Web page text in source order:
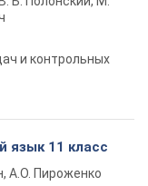
и контрольных
язык 11 класс
А.О. Пироженко